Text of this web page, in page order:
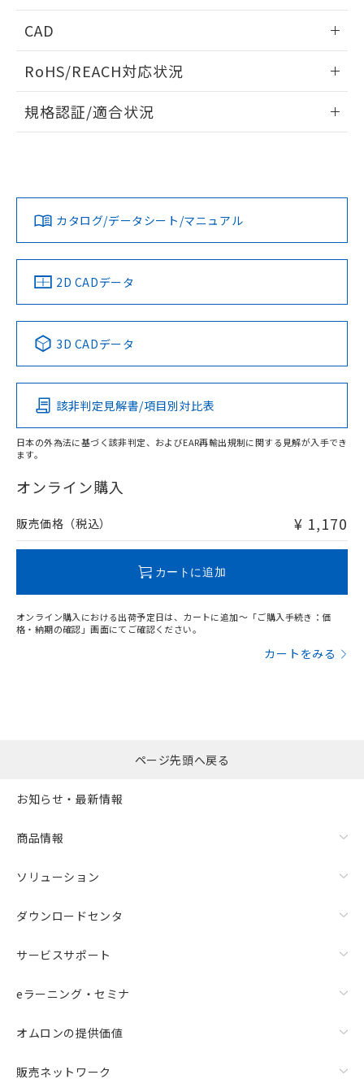
CAD
ドすることができます。
ログイン/会員登録
ダウンロードデータをご利用いただく前に、以下を必ずお読
みください。
ソフトウェアの使用条件
RoHS/REACH対応状況
EU RoHS 注意事項・凡例
対応済み
中国 RoHS 注意事項・凡例
Pb Hg Cd Cr(VI)
O
在庫等で未対応品が混在する可能性があります。
問い合わせください。
規格認証/適合状況
LR型式承認
（イギリス
船舶規格）
DNV型式承認
（ノルウェー
BV型式承認
（フランス
KR型式
（韓国
No No No No
この製品の規格認証/適合状況ページへ
その他の認証はこちらのページからご検索ください
カタログ/データシート/マニュアル
2D CADデータ
3D CADデータ
該非判定見解書/項目別対比表
日本の外為法に基づく該非判定、およびEAR再輸出規制に関する見解が入手でき
ます。
オンライン購入
販売価格（税込） ¥ 1,170
カートに追加
オンライン購入における出荷予定日は、カートに追加～「ご購入手続き：価
格・納期の確認」画面にてご確認ください。
カートをみる
あります。
登録された部品リストについて、当社
および当社の共同利用者が、当社の製
品・サービスに関するお客様との取
引・商談に必要な範囲で利用すること
をご了承ください。
※当社の共同利用者とは、"個人情報
下記の非含有証明書をダウンロードするこ
とができます。
EU RoHS指令（10物質）の非含有証明書
ものではありません。
また、RoHS指令のフタル酸エステル類４
物質の対応では、対応完了までの期間は出
荷製品に未対応品が混在することから備考
欄に対応日を記載しておりました。
既に当社にて対応品への在庫切替を完了
「－」：未確認です。当社販売部門へお問
ページ先頭へ戻る
お知らせ・最新情報
商品情報
ソリューション
ダウンロードセンタ
サービスサポート
eラーニング・セミナ
オムロンの提供価値
販売ネットワーク